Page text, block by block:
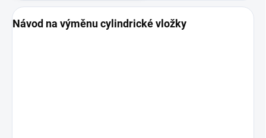
Návod na výměnu cylindrické vložky